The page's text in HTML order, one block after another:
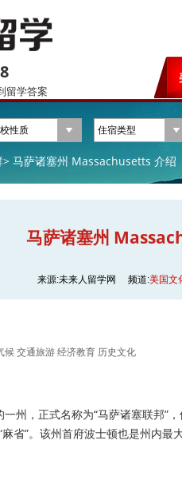
留学答案
> 马萨诸塞州 Massachusetts 介绍
马萨诸塞州
来源:未来人留学网 频道:美国文
候 交通旅游 经济教育 历史文化
，正式名称为“马萨诸塞联邦”，
麻省”。该州首府波士顿也是州内最